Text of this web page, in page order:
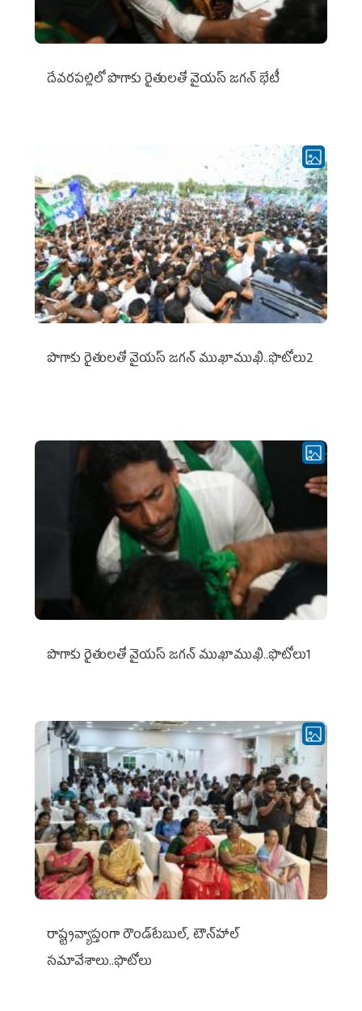
దేవరపల్లిలో పొగాకు రైతులతో వైయస్ జగన్ భేటీ
పొగాకు రైతుల‌తో వైయ‌స్ జ‌గ‌న్ ముఖాముఖి..ఫొటోలు2
పొగాకు రైతుల‌తో వైయ‌స్ జ‌గ‌న్ ముఖాముఖి..ఫొటోలు1
రాష్ట్రవ్యాప్తంగా రౌండ్‌టేబుల్‌, టౌన్‌హాల్‌
సమావేశాలు..ఫొటోలు